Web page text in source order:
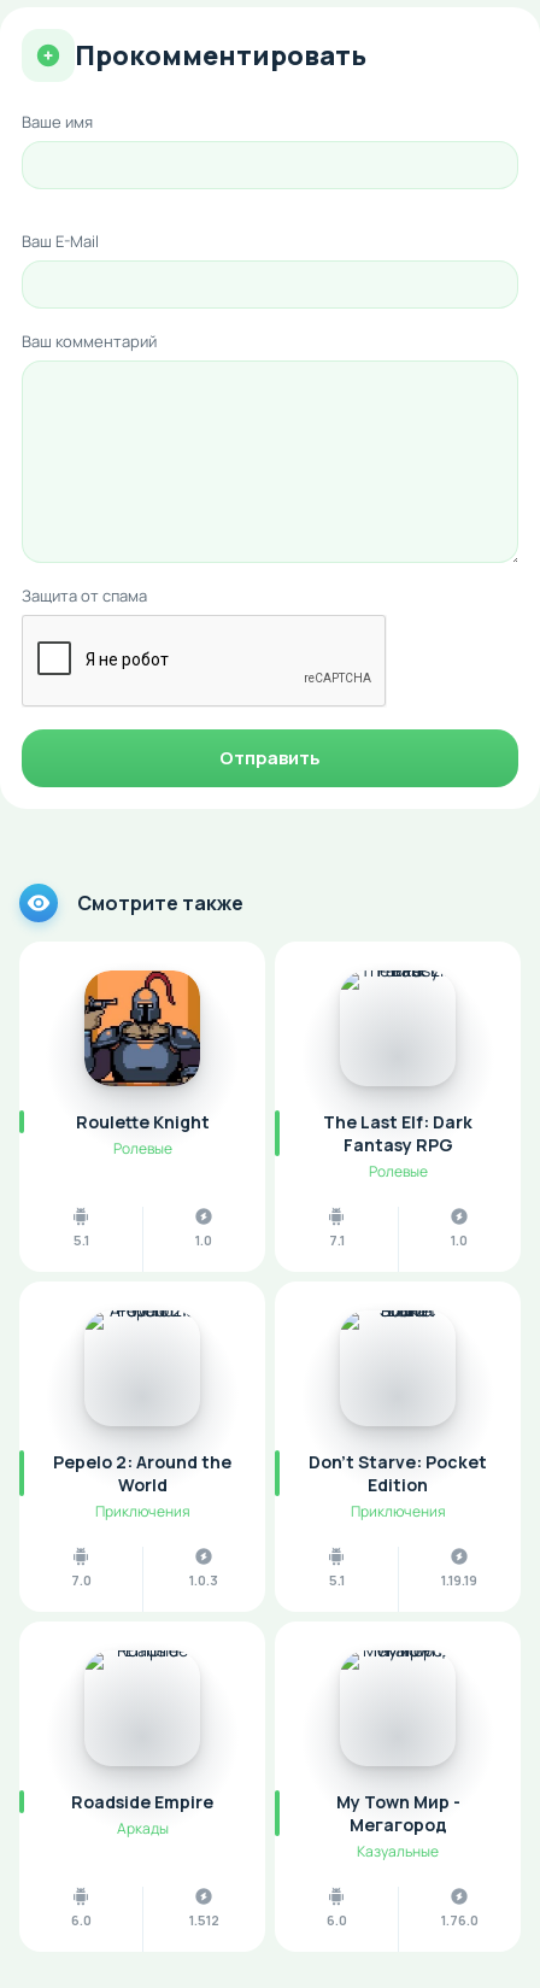
Прокомментировать
Ваше имя
Ваш E-Mail
Ваш комментарий
Защита от спама
Отправить
Смотрите также
Roulette Knight
Ролевые
5.1 1.0
The Last Elf: Dark
Fantasy RPG
Ролевые
7.1 1.0
Pepelo 2: Around the
World
Приключения
7.0 1.0.3
Don't Starve: Pocket
Edition
Приключения
5.1 1.19.19
Roadside Empire
Аркады
6.0 1.512
My Town Мир -
Mегагород
Казуальные
6.0 1.76.0